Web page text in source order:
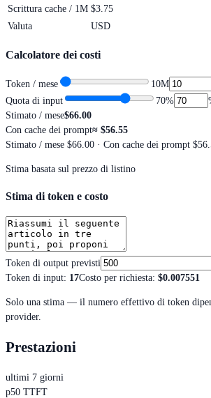
Scrittura cache / 1M $3.75
Valuta
USD
Calcolatore dei costi
Token / mese 10M
Quota di input
70%
Stimato / mese$66.00
Con cache dei prompt≈ $56.55
Stimato / mese $66.00 · Con cache dei prompt
Stima basata sul prezzo di listino
Stima di token e costo
Token di output previsti
Token di input: 17Costo per richiesta: $0.007551
Solo una stima — il numero effettivo di token
provider.
Prestazioni
ultimi 7 giorni
p50 TTFT